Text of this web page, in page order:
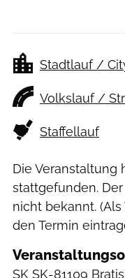
Stadtlauf /
Volkslauf /
Staffellauf
Die Veranstaltung
stattgefunden.
nicht bekannt.
den Termin
SK SK-81109